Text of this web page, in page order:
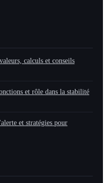
calculs et conseils
et rôle dans la stabilité
et stratégies pour